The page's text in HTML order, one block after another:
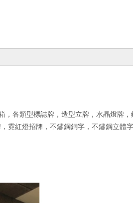
各類型標誌牌，造型立牌，水晶燈牌，
霓紅燈招牌，不鏽鋼銅字，不鏽鋼立體